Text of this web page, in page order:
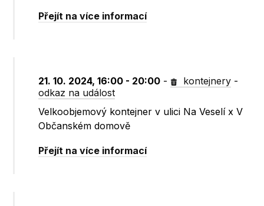
Přejít na více informací
21. 10. 2024, 16:00 - 20:00 - kontejnery -
odkaz na událost
Velkoobjemový kontejner v ulici Na Veselí x V
Občanském domově
Přejít na více informací